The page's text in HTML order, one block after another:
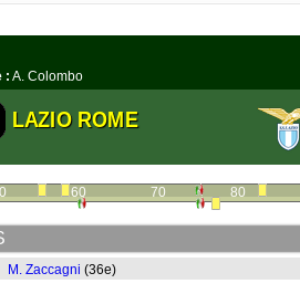
: A. Colombo
LAZIO ROME
60 70 80
M. Zaccagni (36e)